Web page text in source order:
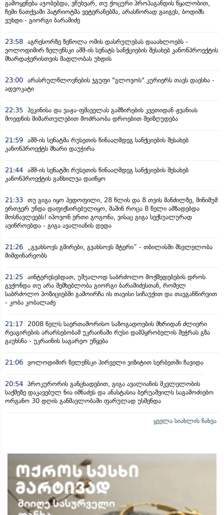
გამოყენება აჯობებდა, ვწუხვარ, თუ ქოცური პროპაგანდის წყალობით,
ჩემი ნათქვამი პატრიოტმა ვეტერანებმა, არასწორად გაიგეს, ბოდიშს
ვუხდი - გიორგი ბარამიძე
23:58 აგრესორზე ზეწოლა ომის დასრულებას დააახლოებს -
ვოლოდიმირ ზელენსკი აშშ-ის სენატს სანქციების შესახებ კანონპროექტის
მხარდაჭერისთვის მადლობას უხდის
23:00 არასრულწლოვნების ჯგუფი "გლოვოს" კურიერს თავს დაესხა -
ადვოკატი
22:35 პეკინისა და ვაჟა-ფშაველას გამზირების კვეთიდან ჟვანიას
მოედნის მიმართულებით მოძრაობა დროებით შეიზღუდება
21:59 აშშ-ის სენატმა რუსეთის წინააღმდეგ სანქციების შესახებ
კანონპროექტს მხარი დაუჭირა
21:44 აშშ-ის სენატში რუსეთის წინააღმდეგ სანქციების შესახებ
კანონპროექტის განხილვა დაიწყო
21:33 თუ გიგა იყო პედოფილი, 28 წლის და 8 თვის მანძილზე, მინიმუმ
ერთჯერ უნდა დაფიქსირებულიყო, მაშინ როცა 8 წელი ამზადებდა
მოსწავლეებს! იპოვონ ერთი გოგონა, ვისაც გიგა სექსუალურად
ავიწროებდა - გიგა ავალიანის დედა
21:26
„გვახსოვს გმირები, გვახსოვს მტერი” - თბილისში მსვლელობა
მიმდინარეობს
21:25 აინტერესებდათ, უშუალოდ საბრძოლო მოქმედებების დროს
გვქონდა თუ არა შემხებლობა გიორგი ბარამიძესთან, რომელ
საბრძოლო პოზიციებში გამოირჩა ის თავისი სიჩაუქით და თავგანწირვით
- კობა კობალაძე
21:17
2008 წელს საერთაშორისო საზოგადოების მხრიდან ძლიერი
რეაგირების არარსებობამ უკრაინაში რუსი დამპყრობელის შეჭრას გზა
გაუხსნა - უკრაინის საგარეო უწყება
21:06 ვოლოდიმირ ზელენსკი პირველი ვიზიტით სერბეთში ჩავიდა
20:54 პროკურორის განცხადებით, გიგა ავალიანის მკვლელობის
საქმეზე დაკავებულ ნია იმნაძეს და ანასტასია ბერუაშვილს საგამოძიებო
ორგანო 30 დღის განმავლობაში ფარულად უსმენდა
ყველა სიახლის ნახვა